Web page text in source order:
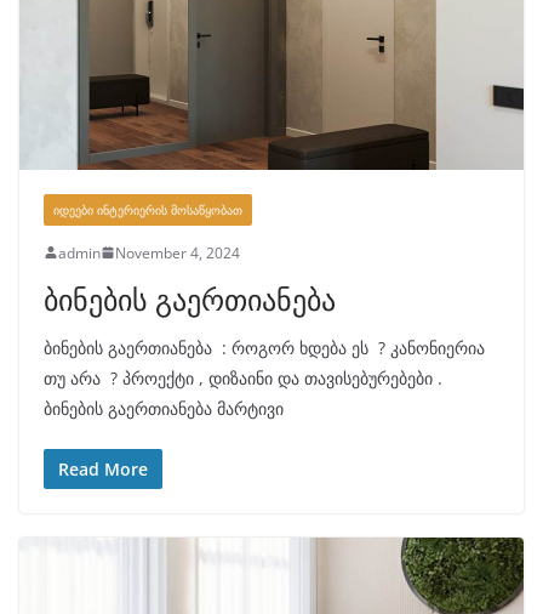
ᲘᲓᲔᲔᲑᲘ ᲘᲜᲢᲔᲠᲘᲔᲠᲘᲡ ᲛᲝᲡᲐᲬᲧᲝᲑᲐᲗ
admin November 4, 2024
ბინების გაერთიანება
ბინების გაერთიანება : როგორ ხდება ეს ? კანონიერია
თუ არა ? პროექტი , დიზაინი და თავისებურებები .
ბინების გაერთიანება მარტივი
Read More